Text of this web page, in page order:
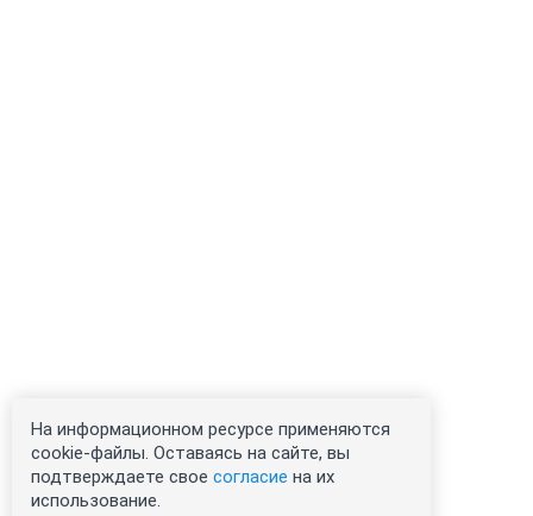
На информационном ресурсе применяются
cookie-файлы. Оставаясь на сайте, вы
подтверждаете свое согласие на их
использование.